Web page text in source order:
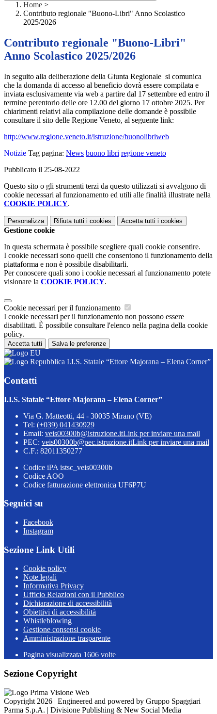
Home >
Contributo regionale "Buono-Libri" Anno Scolastico
2025/2026
Contributo regionale "Buono-Libri"
Anno Scolastico 2025/2026
In seguito alla deliberazione della Giunta Regionale si comunica
che la domanda di accesso al beneficio dovrà essere compilata e
inviata esclusivamente via web a partire dal 17 settembre ed entro il
termine perentorio delle ore 12.00 del giorno 17 ottobre 2025. Per
chiarimenti relativi alla compilazione delle domande è possibile
consultare il sito delle Regione Veneto, al seguente link:
http://www.regione.veneto.it/istruzione/buonolibriweb
Notizie Tag pagina: News buono libri regione veneto
Pubblicato il 25-08-2022
Questo sito o gli strumenti terzi da questo utilizzati si avvalgono di
cookie necessari al funzionamento ed utili alle finalità illustrate nella
COOKIE POLICY.
Personalizza Rifiuta tutti i cookies Accetta tutti i cookies
Gestione cookie
In questa schermata è possibile scegliere quali cookie consentire.
I cookie necessari sono quelli che consentono il funzionamento della
piattaforma e non è possibile disabilitarli.
Per conoscere quali sono i cookie necessari al funzionamento potete
visionare la COOKIE POLICY.
Cookie necessari per il funzionamento
I cookie necessari per il funzionamento non possono essere
disabilitati. È possibile consultare l'elenco nella pagina della cookie
policy.
Accetta tutti Salva le preferenze
I.I.S. Statale “Ettore Majorana – Elena Corner”
Contatti
I.I.S. Statale “Ettore Majorana – Elena Corner”
Via G. Matteotti, 44 - 30035 Mirano (VE)
Tel: (+039) 041430929
Email: veis00300b@istruzione.itLink per inviare una mail
PEC: veis00300b@pec.istruzione.itLink per inviare una mail
C.F.: 82011350277
Codice iPA istsc_veis00300b
Codice AOO
Codice fatturazione elettronica UF6P7U
Seguici su
Facebook
Instagram
Sezione Link Utili
Cookie policy
Note legali
Informativa Privacy
Ufficio Relazioni con il Pubblico
Dichiarazione di accessibilità
Obiettivi di accessibilità
Whistleblowing
Gestione consensi cookie
Amministrazione trasparente
Pagina visualizzata 1606 volte
Sezione Copyright
Copyright 2026 | Engineered and powered by Gruppo Spaggiari
Parma S.p.A. | Divisione Publishing & New Social Media